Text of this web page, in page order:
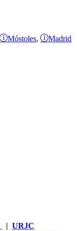
Móstoles, Madrid
| URJC